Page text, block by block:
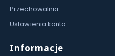
Przechowalnia
Ustawienia konta
Informacje